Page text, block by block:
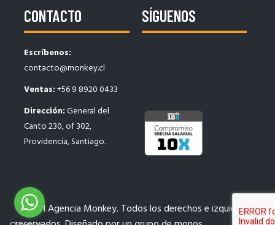
CONTACTO
Escríbenos:
contacto@monkey.cl
Ventas:+56 9 8920 0433
Dirección:General del
Canto 230, of 302,
Providencia, Santiago.
SÍGUENOS
© 2021 Agencia Monkey. Todos los derechos e izquierdos